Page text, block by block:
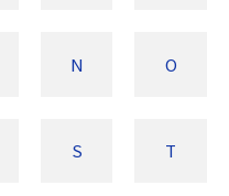
N O
S T